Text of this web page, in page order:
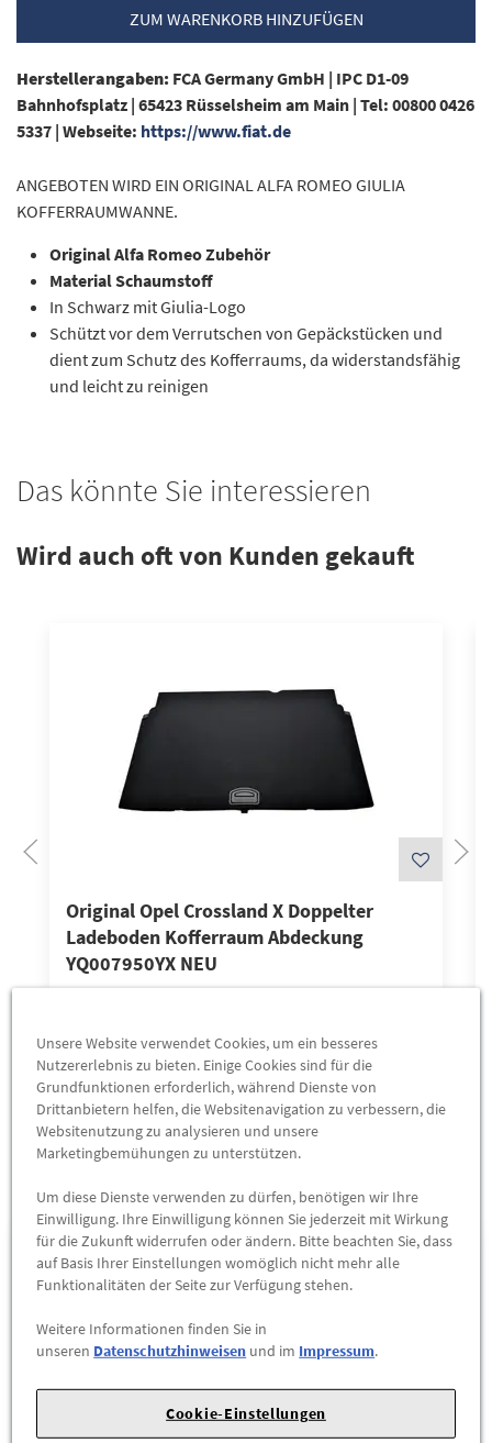
ZUM WARENKORB HINZUFÜGEN
Herstellerangaben: FCA Germany GmbH | IPC D1-09
Bahnhofsplatz | 65423 Rüsselsheim am Main | Tel: 00800 0426
5337 | Webseite: https://www.fiat.de
ANGEBOTEN WIRD EIN ORIGINAL ALFA ROMEO GIULIA
KOFFERRAUMWANNE.
Original Alfa Romeo Zubehör
Material Schaumstoff
In Schwarz mit Giulia-Logo
Schützt vor dem Verrutschen von Gepäckstücken und
dient zum Schutz des Kofferraums, da widerstandsfähig
und leicht zu reinigen
Das könnte Sie interessieren
Wird auch oft von Kunden gekauft
Original Opel Crossland X Doppelter
Ladeboden Kofferraum Abdeckung
YQ007950YX NEU
331,80 €
ZUM PRODUKT
Unsere Standorte
1 Ernst Dello GmbH & Co. KG
22926Ahrensburg
(04102) 8815-0
Route berechnen
Unsere Website verwendet Cookies, um ein besseres
Nutzererlebnis zu bieten. Einige Cookies sind für die
Grundfunktionen erforderlich, während Dienste von
Drittanbietern helfen, die Websitenavigation zu verbessern, die
Websitenutzung zu analysieren und unsere
Marketingbemühungen zu unterstützen.
Um diese Dienste verwenden zu dürfen, benötigen wir Ihre
Einwilligung. Ihre Einwilligung können Sie jederzeit mit Wirkung
für die Zukunft widerrufen oder ändern. Bitte beachten Sie, dass
auf Basis Ihrer Einstellungen womöglich nicht mehr alle
Funktionalitäten der Seite zur Verfügung stehen.
Weitere Informationen finden Sie in
unseren Datenschutzhinweisen und im Impressum.
Cookie-Einstellungen